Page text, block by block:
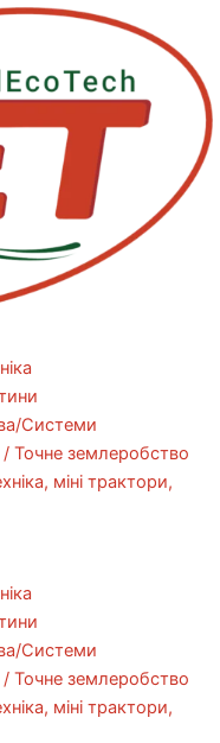
Cистеми
Точне землеробство
міні трактори,
Cистеми
Точне землеробство
міні трактори,